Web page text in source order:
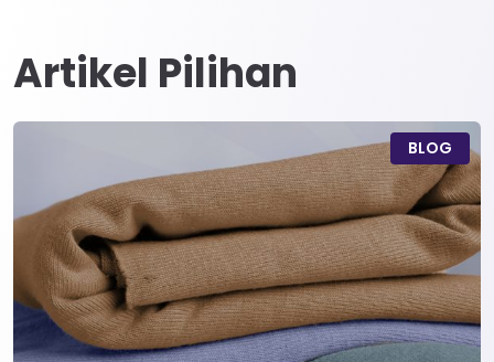
Artikel Pilihan
BLOG